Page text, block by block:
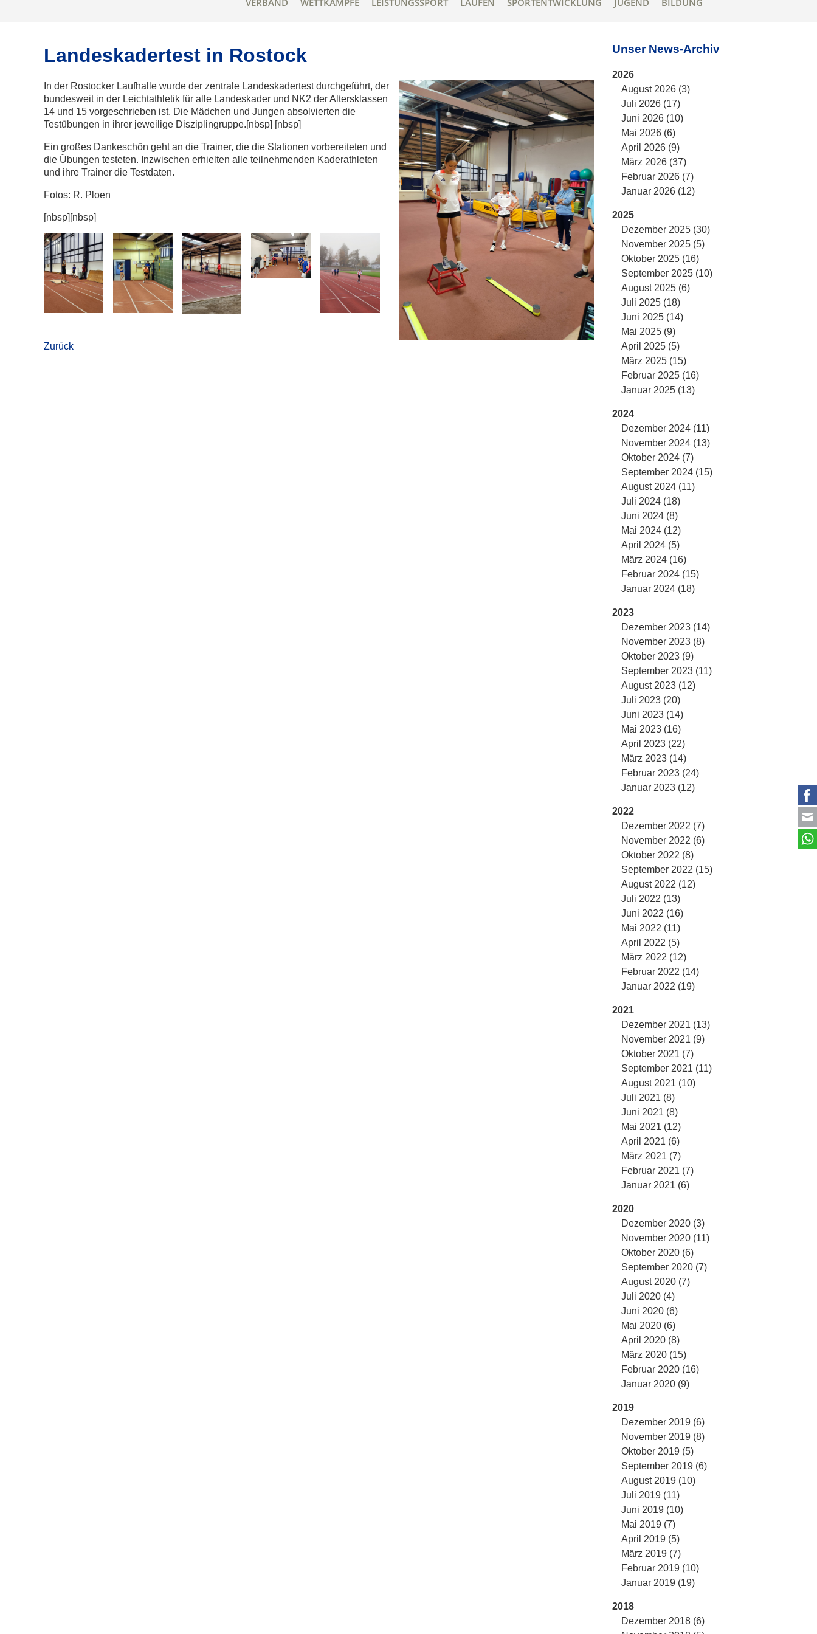
VERBAND WETTKÄMPFE LEISTUNGSSPORT LAUFEN SPORTENTWICKLUNG JUGEND BILDUNG
Landeskadertest in Rostock
In der Rostocker Laufhalle wurde der zentrale Landeskadertest durchgeführt, der
bundesweit in der Leichtathletik für alle Landeskader und NK2 der Altersklassen
14 und 15 vorgeschrieben ist. Die Mädchen und Jungen absolvierten die
Testübungen in ihrer jeweilige Disziplingruppe.[nbsp] [nbsp]
Ein großes Dankeschön geht an die Trainer, die die Stationen vorbereiteten und
die Übungen testeten. Inzwischen erhielten alle teilnehmenden Kaderathleten
und ihre Trainer die Testdaten.
Fotos: R. Ploen
[nbsp][nbsp]
Zurück
Unser News-Archiv
2026
August 2026 (3)
Juli 2026 (17)
Juni 2026 (10)
Mai 2026 (6)
April 2026 (9)
März 2026 (37)
Februar 2026 (7)
Januar 2026 (12)
2025
Dezember 2025 (30)
November 2025 (5)
Oktober 2025 (16)
September 2025 (10)
August 2025 (6)
Juli 2025 (18)
Juni 2025 (14)
Mai 2025 (9)
April 2025 (5)
März 2025 (15)
Februar 2025 (16)
Januar 2025 (13)
2024
Dezember 2024 (11)
November 2024 (13)
Oktober 2024 (7)
September 2024 (15)
August 2024 (11)
Juli 2024 (18)
Juni 2024 (8)
Mai 2024 (12)
April 2024 (5)
März 2024 (16)
Februar 2024 (15)
Januar 2024 (18)
2023
Dezember 2023 (14)
November 2023 (8)
Oktober 2023 (9)
September 2023 (11)
August 2023 (12)
Juli 2023 (20)
Juni 2023 (14)
Mai 2023 (16)
April 2023 (22)
März 2023 (14)
Februar 2023 (24)
Januar 2023 (12)
2022
Dezember 2022 (7)
November 2022 (6)
Oktober 2022 (8)
September 2022 (15)
August 2022 (12)
Juli 2022 (13)
Juni 2022 (16)
Mai 2022 (11)
April 2022 (5)
März 2022 (12)
Februar 2022 (14)
Januar 2022 (19)
2021
Dezember 2021 (13)
November 2021 (9)
Oktober 2021 (7)
September 2021 (11)
August 2021 (10)
Juli 2021 (8)
Juni 2021 (8)
Mai 2021 (12)
April 2021 (6)
März 2021 (7)
Februar 2021 (7)
Januar 2021 (6)
2020
Dezember 2020 (3)
November 2020 (11)
Oktober 2020 (6)
September 2020 (7)
August 2020 (7)
Juli 2020 (4)
Juni 2020 (6)
Mai 2020 (6)
April 2020 (8)
März 2020 (15)
Februar 2020 (16)
Januar 2020 (9)
2019
Dezember 2019 (6)
November 2019 (8)
Oktober 2019 (5)
September 2019 (6)
August 2019 (10)
Juli 2019 (11)
Juni 2019 (10)
Mai 2019 (7)
April 2019 (5)
März 2019 (7)
Februar 2019 (10)
Januar 2019 (19)
2018
Dezember 2018 (6)